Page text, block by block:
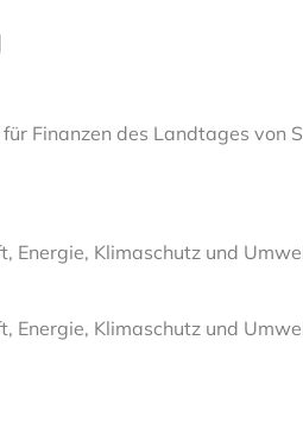
Finanzen des Landtages von
Energie, Klimaschutz und
Energie, Klimaschutz und